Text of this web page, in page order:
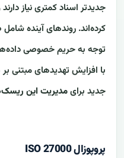
جدیدتر اسناد کمتری نیاز
کرده‌اند. روندهای آینده
توجه به حریم خصوصی
با افزایش تهدیدهای مبتنی
جدید برایمدیریت این
پروپوزال ISO 27000